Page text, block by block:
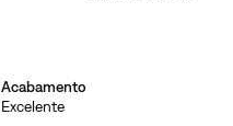
Acabamento
Excelente